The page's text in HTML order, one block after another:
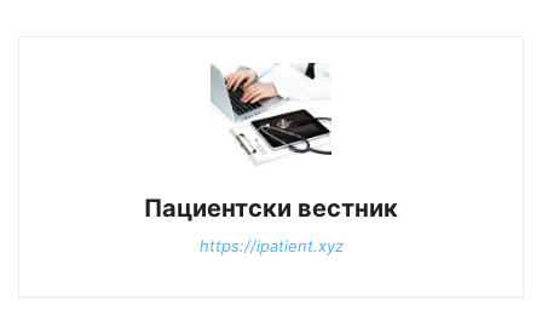
Пациентски вестник
https://ipatient.xyz